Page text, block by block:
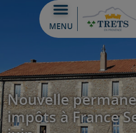
MENU
Nouvelle
impôts à France